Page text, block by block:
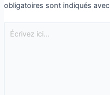
obligatoires sont indiqués avec